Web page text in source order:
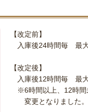
【改定前】
入庫後24時間毎 最
【改定後】
入庫後12時間毎 最
※6時間以上、12時間
変更となりました。